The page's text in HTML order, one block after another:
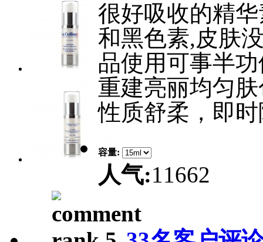
很好吸收的精
和黑色素,皮肤
品使用可事半
重建亮丽均匀
性质舒柔，即
容量:
人气:11662